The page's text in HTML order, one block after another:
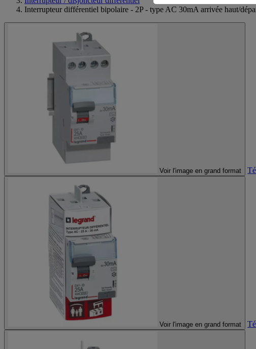
Interrupteur différentiel bipolaire - 2P - type AC 30mA arrivée haut/
Voir l'image en grand format
Voir l'image en grand format